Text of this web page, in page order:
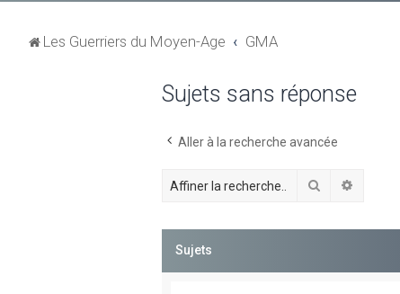
Les Guerriers du Moyen-Age GMA
Sujets sans réponse
Aller à la recherche avancée
Rechercher
Sujets